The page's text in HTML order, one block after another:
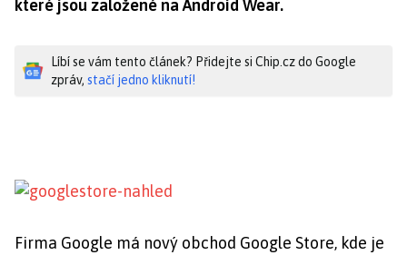
které jsou založené na Android Wear.
Líbí se vám tento článek? Přidejte si Chip.cz do Google
zpráv, stačí jedno kliknutí!
Firma Google má nový obchod Google Store, kde je